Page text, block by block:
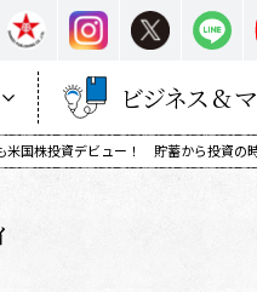
ビジネス &
米国株投資デビュー！ 貯蓄から投資の